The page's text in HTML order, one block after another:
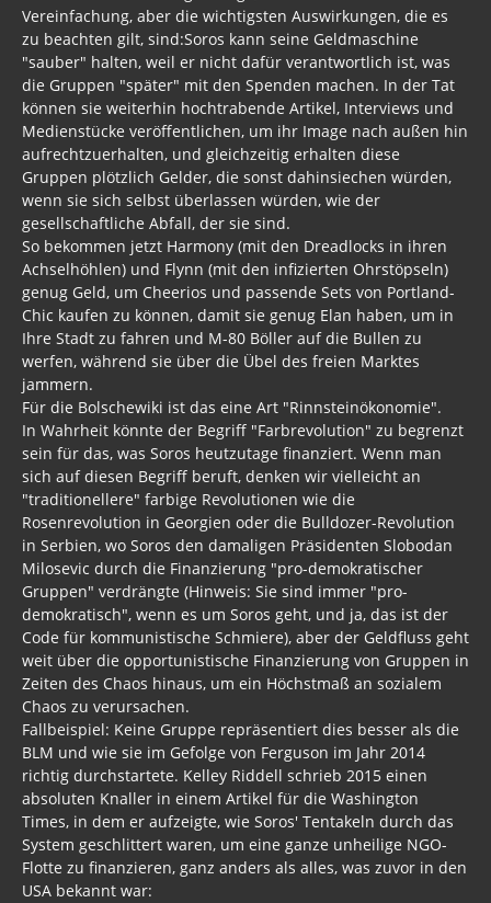
Vereinfachung, aber die wichtigsten Auswirkungen, die es
zu beachten gilt, sind:Soros kann seine Geldmaschine
"sauber" halten, weil er nicht dafür verantwortlich ist, was
die Gruppen "später" mit den Spenden machen. In der Tat
können sie weiterhin hochtrabende Artikel, Interviews und
Medienstücke veröffentlichen, um ihr Image nach außen hin
aufrechtzuerhalten, und gleichzeitig erhalten diese
Gruppen plötzlich Gelder, die sonst dahinsiechen würden,
wenn sie sich selbst überlassen würden, wie der
gesellschaftliche Abfall, der sie sind.
So bekommen jetzt Harmony (mit den Dreadlocks in ihren
Achselhöhlen) und Flynn (mit den infizierten Ohrstöpseln)
genug Geld, um Cheerios und passende Sets von Portland-
Chic kaufen zu können, damit sie genug Elan haben, um in
Ihre Stadt zu fahren und M-80 Böller auf die Bullen zu
werfen, während sie über die Übel des freien Marktes
jammern.
Für die Bolschewiki ist das eine Art "Rinnsteinökonomie".
In Wahrheit könnte der Begriff "Farbrevolution" zu begrenzt
sein für das, was Soros heutzutage finanziert. Wenn man
sich auf diesen Begriff beruft, denken wir vielleicht an
"traditionellere" farbige Revolutionen wie die
Rosenrevolution in Georgien oder die Bulldozer-Revolution
in Serbien, wo Soros den damaligen Präsidenten Slobodan
Milosevic durch die Finanzierung "pro-demokratischer
Gruppen" verdrängte (Hinweis: Sie sind immer "pro-
demokratisch", wenn es um Soros geht, und ja, das ist der
Code für kommunistische Schmiere), aber der Geldfluss geht
weit über die opportunistische Finanzierung von Gruppen in
Zeiten des Chaos hinaus, um ein Höchstmaß an sozialem
Chaos zu verursachen.
Fallbeispiel: Keine Gruppe repräsentiert dies besser als die
BLM und wie sie im Gefolge von Ferguson im Jahr 2014
richtig durchstartete. Kelley Riddell schrieb 2015 einen
absoluten Knaller in einem Artikel für die Washington
Times, in dem er aufzeigte, wie Soros' Tentakeln durch das
System geschlittert waren, um eine ganze unheilige NGO-
Flotte zu finanzieren, ganz anders als alles, was zuvor in den
USA bekannt war: